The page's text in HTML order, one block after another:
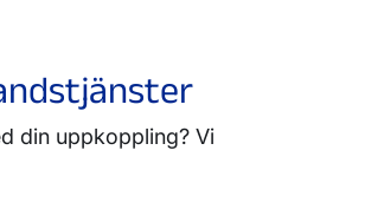
din uppkoppling? Vi